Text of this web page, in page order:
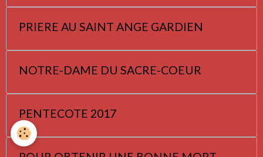
PRIERE AU SAINT ANGE GARDIEN
NOTRE-DAME DU SACRE-COEUR
PENTECOTE 2017